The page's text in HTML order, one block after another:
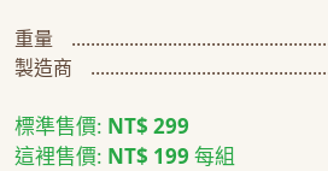
重量
製造商
標準售價: NT$ 299
這裡售價: NT$ 199 每組